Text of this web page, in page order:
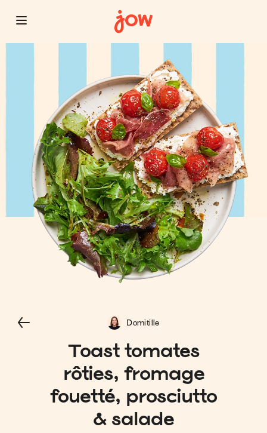
Toast tomates
rôties, fromage
fouetté, prosciutto
& salade
Domitille